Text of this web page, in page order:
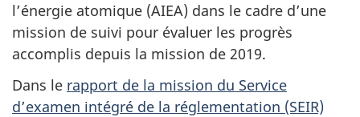
l’énergie atomique (AIEA) dans le cadre d’une
mission de suivi pour évaluer les progrès
accomplis depuis la mission de 2019.
Dans le rapport de la mission du Service
d’examen intégré de la réglementation (SEIR)